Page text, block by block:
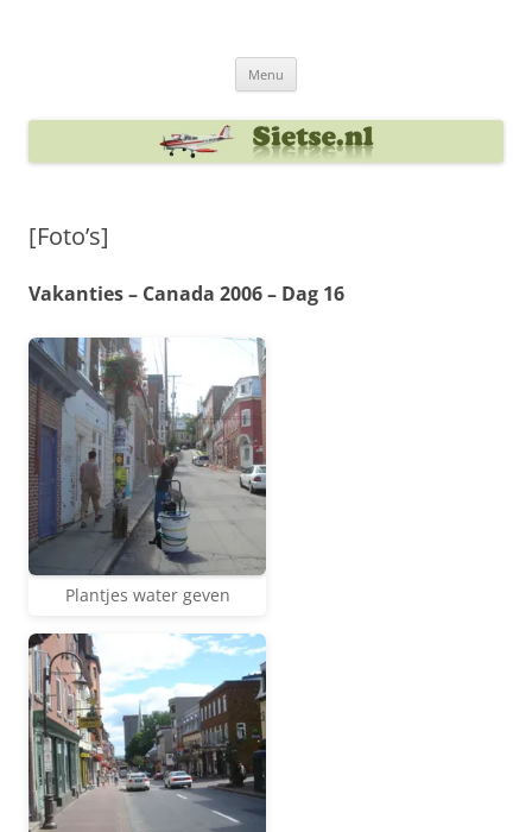
Menu
[Foto’s]
Vakanties – Canada 2006 – Dag 16
Plantjes water geven